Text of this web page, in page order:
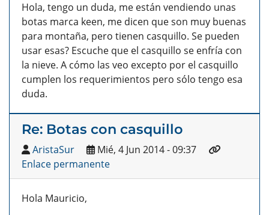
Hola, tengo un duda, me están vendiendo unas
botas marca keen, me dicen que son muy buenas
para montaña, pero tienen casquillo. Se pueden
usar esas? Escuche que el casquillo se enfría con
la nieve. A cómo las veo excepto por el casquillo
cumplen los requerimientos pero sólo tengo esa
duda.
Re: Botas con casquillo
AristaSur
Mié, 4 Jun 2014 - 09:37
Enlace permanente
Hola Mauricio,